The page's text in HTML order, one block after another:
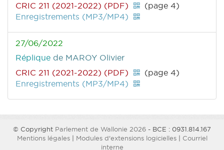
CRIC 211 (2021-2022) (PDF)
(page 4)
Enregistrements (MP3/MP4)
27/06/2022
Réplique de MAROY Olivier
CRIC 211 (2021-2022) (PDF)
(page 4)
Enregistrements (MP3/MP4)
© Copyright Parlement de Wallonie 2026 - BCE : 0931.814.167
Mentions légales| Modules d'extensions logicielles| Courriel
interne